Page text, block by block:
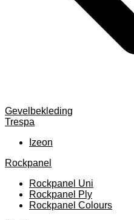
Gevelbekleding
Trespa
Izeon
Rockpanel
Rockpanel Uni
Rockpanel Ply
Rockpanel Colours